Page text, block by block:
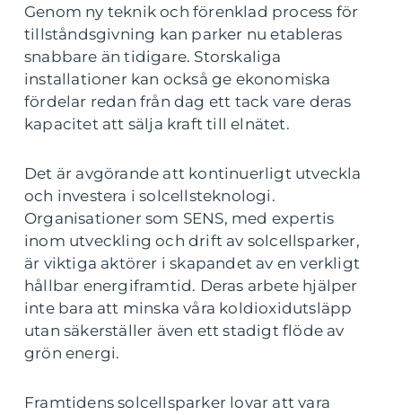
Genom ny teknik och förenklad process för
tillståndsgivning kan parker nu etableras
snabbare än tidigare. Storskaliga
installationer kan också ge ekonomiska
fördelar redan från dag ett tack vare deras
kapacitet att sälja kraft till elnätet.
Det är avgörande att kontinuerligt utveckla
och investera i solcellsteknologi.
Organisationer som SENS, med expertis
inom utveckling och drift av solcellsparker,
är viktiga aktörer i skapandet av en verkligt
hållbar energiframtid. Deras arbete hjälper
inte bara att minska våra koldioxidutsläpp
utan säkerställer även ett stadigt flöde av
grön energi.
Framtidens solcellsparker lovar att vara